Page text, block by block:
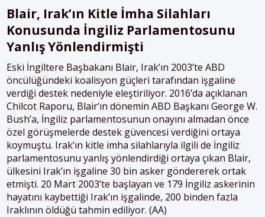
Blair, Irak’ın Kitle İmha Silahları
Konusunda İngiliz Parlamentosunu
YanlışYönlendirmişti
Eski İngiltere Başbakanı Blair, Irak’ın 2003’te ABD
öncülüğündeki koalisyon güçleri tarafından işgaline
verdiği destek nedeniyle eleştiriliyor. 2016’da açıklanan
Chilcot Raporu, Blair’ın dönemin ABD Başkanı George W.
Bush’a, İngiliz parlamentosunun onayını almadan önce
özel görüşmelerde destek güvencesi verdiğini ortaya
koymuştu. Irak’ın kitle imha silahlarıyla ilgili de İngiliz
parlamentosunu yanlış yönlendirdiği ortaya çıkan Blair,
ülkesini Irak’ın işgaline 30 bin asker göndererek ortak
etmişti. 20 Mart 2003’te başlayan ve 179 İngiliz askerinin
hayatını kaybettiği Irak’ın işgalinde, 200 binden fazla
Iraklının öldüğü tahmin ediliyor. (AA)